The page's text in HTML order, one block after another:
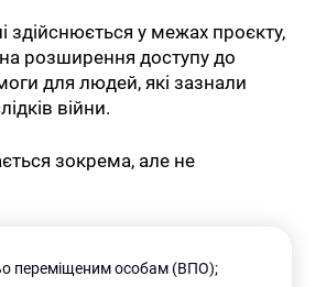
здійснюється у межах проєкту,
розширення доступу до
для людей, які зазнали
війни.
зокрема, але не
переміщеним особам (ВПО);